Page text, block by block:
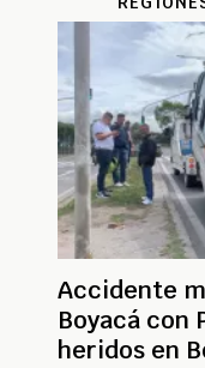
Accidente
Boyacá con
heridos en